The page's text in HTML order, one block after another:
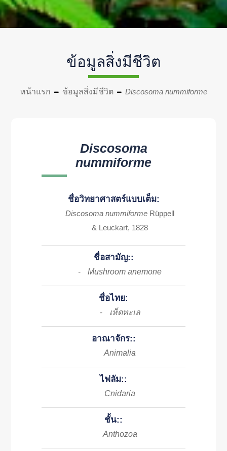
ข้อมูลสิ่งมีชีวิต
หน้าแรก ข้อมูลสิ่งมีชีวิต Discosoma nummiforme
Discosoma
nummiforme
ชื่อวิทยาศาสตร์แบบเต็ม:
Discosoma nummiforme Rüppell
& Leuckart, 1828
ชื่อสามัญ::
- Mushroom anemone
ชื่อไทย:
- เห็ดทะเล
อาณาจักร::
Animalia
ไฟลัม::
Cnidaria
ชั้น::
Anthozoa